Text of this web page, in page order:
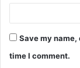
Save my
time I comment.